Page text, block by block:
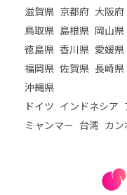
滋賀県 京都府 大阪府
鳥取県 島根県 岡山県
徳島県 香川県 愛媛県
福岡県 佐賀県 長崎県
沖縄県
ドイツ インドネシア
ミャンマー 台湾 カン